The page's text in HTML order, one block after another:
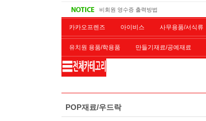
비회원 영수증 출력방법
카카오프렌즈 아이비스 사무용품/서식류
유치원 용품/학용품 만들기재료/공예재료
재단/제본/코팅
POP재료/우드락